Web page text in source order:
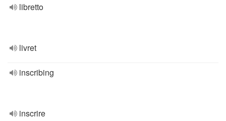
libretto
livret
inscribing
inscrire